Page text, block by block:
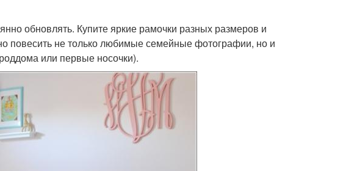
обновлять. Купите яркие рамочки разных размеров и
повесить не только любимые семейные фотографии, но и
или первые носочки).